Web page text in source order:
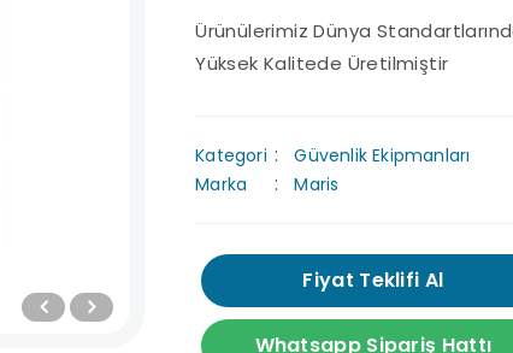
Ürünülerimiz Dünya
Yüksek Kalitede Üretilmiştir
Kategori
Güvenlik Ekipmanları
Marka
Maris
Fiyat Teklifi Al
Whatsapp Sipariş Hattı
Destek Hattı
7/24 uzman ekibimizden
destek alabilirsiniz.